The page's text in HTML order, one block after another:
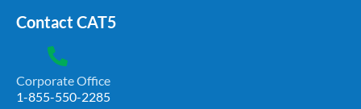
Contact CAT5
Corporate Office
1-855-550-2285